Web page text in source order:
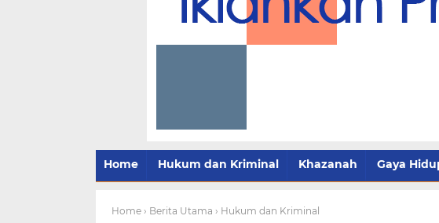
Home Hukum dan Kriminal Khazanah Gaya
Home › Berita Utama › Hukum dan Kriminal